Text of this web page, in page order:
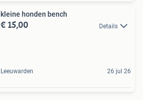
kleine honden bench
€ 15,00 Details
Leeuwarden 26 jul 26